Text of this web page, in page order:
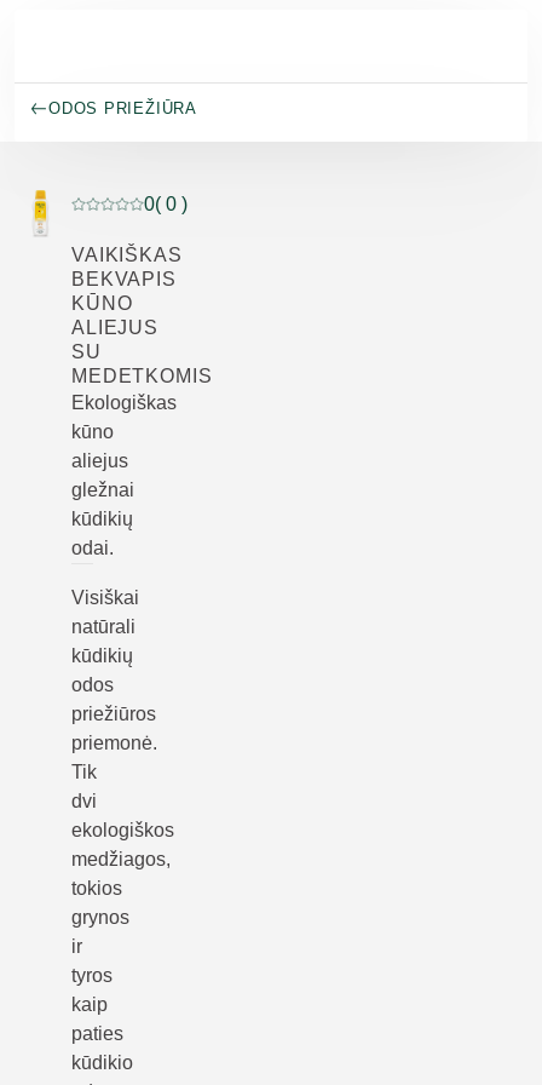
ODOS PRIEŽIŪRA
Dabartinis įvertinimas: 0 iš 5 žvaigždučių įvertino 0
0( 0 )
VAIKIŠKAS
BEKVAPIS
KŪNO
ALIEJUS
SU
MEDETKOMIS
Ekologiškas
kūno
aliejus
gležnai
kūdikių
odai.
Visiškai
natūrali
kūdikių
odos
priežiūros
priemonė.
Tik
dvi
ekologiškos
medžiagos,
tokios
grynos
ir
tyros
kaip
paties
kūdikio